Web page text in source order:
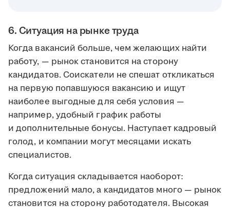
6. Ситуация на рынке труда
Когда вакансий больше, чем желающих найти
работу, — рынок становится на сторону
кандидатов. Соискатели не спешат откликаться
на первую попавшуюся вакансию и ищут
наиболее выгодные для себя условия —
например, удобный график работы
и дополнительные бонусы. Наступает кадровый
голод, и компании могут месяцами искать
специалистов.
Когда ситуация складывается наоборот:
предложений мало, а кандидатов много — рынок
становится на сторону работодателя. Высокая